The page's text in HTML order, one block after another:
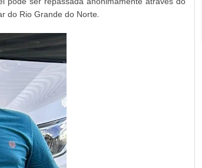
do Rio Grande do Norte.